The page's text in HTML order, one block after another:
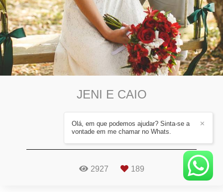
JENI E CAIO
Araucária - PR
2927 189
✕
Olá, em que podemos ajudar? Sinta-se a
vontade em me chamar no Whats.